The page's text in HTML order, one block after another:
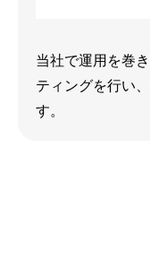
当社で運用を巻
ティングを行い
す。